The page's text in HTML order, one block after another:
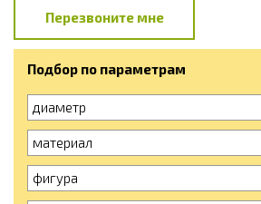
Перезвоните мне
Подбор по параметрам
диаметр
материал
фигура